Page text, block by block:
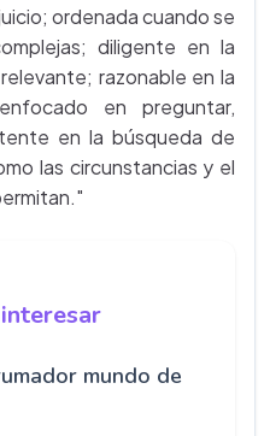
ordenada cuando se
diligente en la
razonable en la
en preguntar,
en la búsqueda de
las circunstancias y el
mundo de